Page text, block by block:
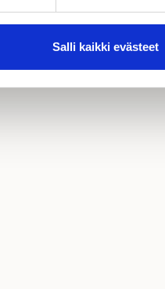
Salli kaikki evästeet